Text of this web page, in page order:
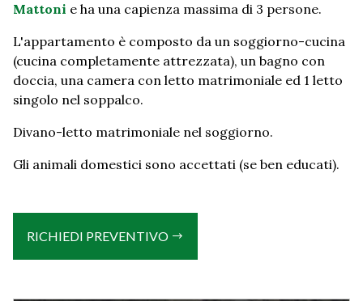
Mattoni e ha una capienza massima di 3 persone.
L'appartamento è composto da un soggiorno-cucina
(cucina completamente attrezzata), un bagno con
doccia, una camera con letto matrimoniale ed 1 letto
singolo nel soppalco.
Divano-letto matrimoniale nel soggiorno.
Gli animali domestici sono accettati (se ben educati).
RICHIEDI PREVENTIVO